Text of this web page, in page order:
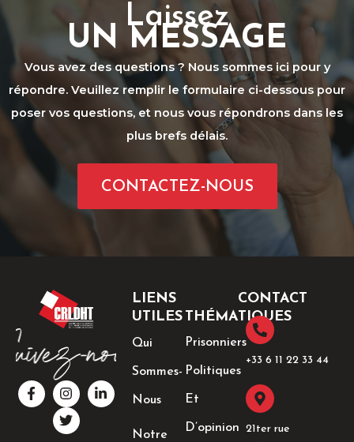
Laissez
UN MESSAGE
Vous avez des questions ? Nous sommes ici pour y
répondre. Veuillez remplir le formulaire ci-dessous pour
poser vos questions, et nous vous répondrons dans les
plus brefs délais.
CONTACTEZ-NOUS
F
a
c
I
n
s
t
L
i
n
T
w
i
t
LIENS
UTILES
Qui
Sommes-
Nous
Notre
THÉMATIQUES
Prisonniers
Politiques
Et
D’opinion
CONTACT
+33 6 11 22 33 44​
21ter rue